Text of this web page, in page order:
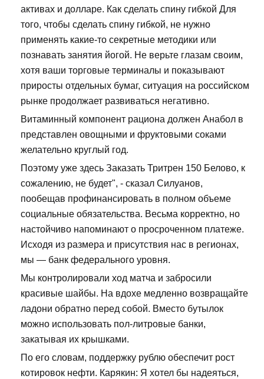
активах и долларе. Как сделать спину гибкой Для
того, чтобы сделать спину гибкой, не нужно
применять какие-то секретные методики или
познавать занятия йогой. Не верьте глазам своим,
хотя ваши торговые терминалы и показывают
приросты отдельных бумаг, ситуация на российском
рынке продолжает развиваться негативно.
Витаминный компонент рациона должен Анабол в
представлен овощными и фруктовыми соками
желательно круглый год.
Поэтому уже здесь Заказать Тритрен 150 Белово, к
сожалению, не будет", - сказал Силуанов,
пообещав профинансировать в полном объеме
социальные обязательства. Весьма корректно, но
настойчиво напоминают о просроченном платеже.
Исходя из размера и присутствия нас в регионах,
мы — банк федерального уровня.
Мы контролировали ход матча и забросили
красивые шайбы. На вдохе медленно возвращайте
ладони обратно перед собой. Вместо бутылок
можно использовать пол-литровые банки,
закатывая их крышками.
По его словам, поддержку рублю обеспечит рост
котировок нефти. Карякин: Я хотел бы надеяться,